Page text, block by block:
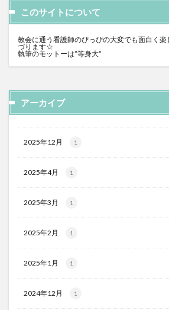
このサイトについて
教会に通う看護師のぴっぴの大変でも面白く
づります☆
執筆のモットーは”等身大”
アーカイブ
2025年12月 1
2025年4月 1
2025年3月 1
2025年2月 1
2025年1月 1
2024年12月 1